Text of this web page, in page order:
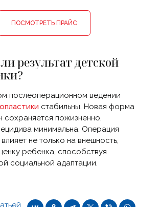
ПОСМОТРЕТЬ ПРАЙС
результат детской
послеоперационном ведении
стабильны. Новая форма
сохраняется пожизненно,
минимальна. Операция
не только на внешность,
ребенка, способствуя
социальной адаптации.